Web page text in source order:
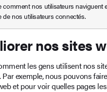
nos utilisateurs naviguent
de nos utilisateurs connectés.
nos sites
les gens utilisent nos
exemple, nous pouvons
et pour voir quelles pages